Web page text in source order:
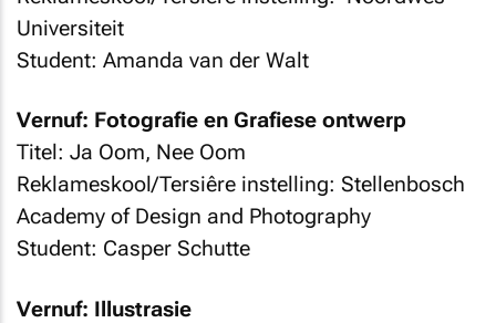
Universiteit
Student: Amanda van der Walt
Vernuf: Fotografie en Grafiese ontwerp
Titel: Ja Oom, Nee Oom
Reklameskool/Tersiêre instelling: Stellenbosch
Academy of Design and Photography
Student: Casper Schutte
Vernuf: Illustrasie